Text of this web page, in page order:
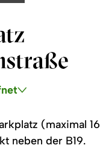
(maximal 16
neben der B19.